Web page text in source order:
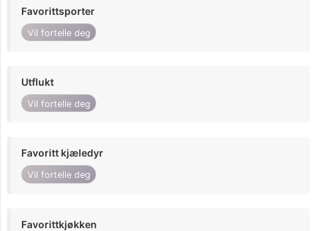
Favorittsporter
Vil fortelle deg
Utflukt
Vil fortelle deg
Favoritt kjæledyr
Vil fortelle deg
Favorittkjøkken